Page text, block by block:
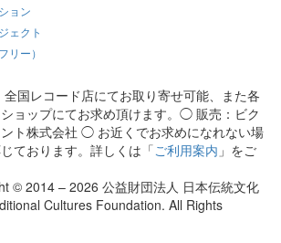
ョン
ェクト
リー）
国レコード店にてお取り寄せ可能、また各
ョップにてお求め頂けます。◯ 販売：ビク
ト株式会社 ◯ お近くでお求めになれない場
ております。詳しくは「ご利用案内 」をご
© 2014 – 2026 公益財団法人 日本伝統文化
Cultures Foundation. All Rights